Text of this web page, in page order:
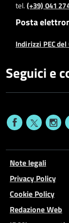
tel.(+39) 041
Posta
Indirizzi PEC
Seguici e
Note legali
Privacy Policy
Cookie Policy
Redazione Web